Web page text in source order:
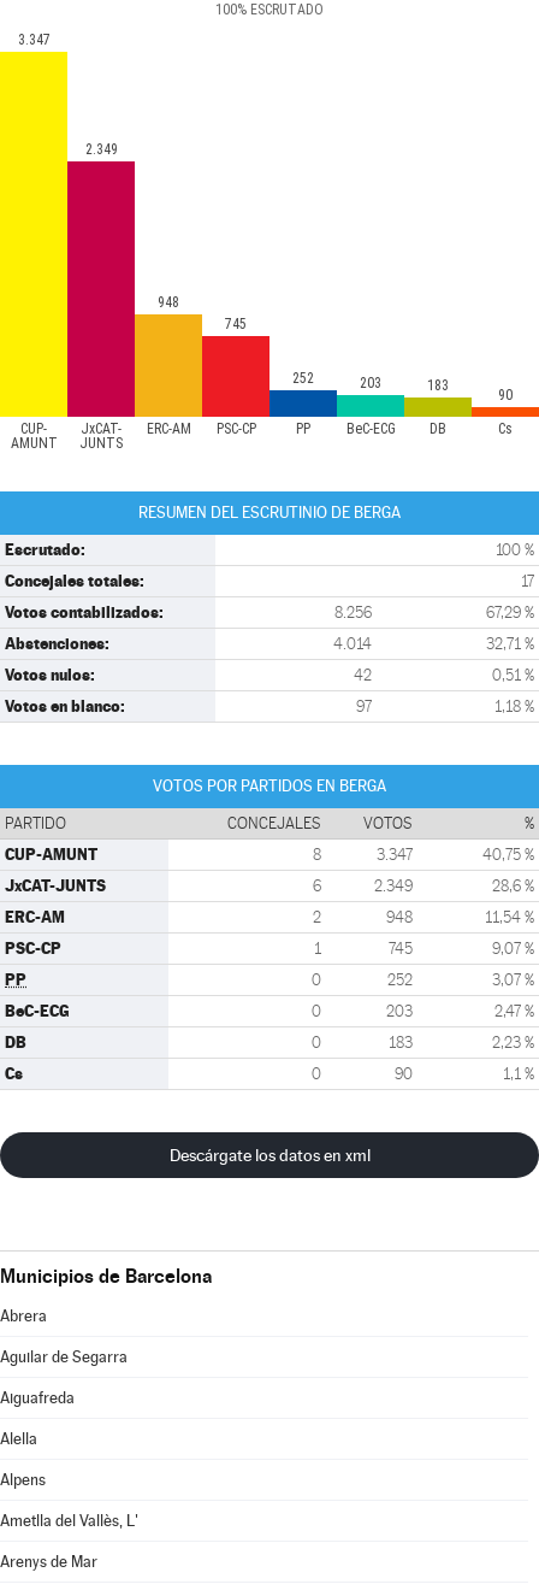
100% ESCRUTADO
CUP-
AMUNT
JxCAT-
JUNTS
ERC-AM PSC-CP PP BeC-ECG DB Cs
3.347
2.349
948
745
252 203 183
90
RESUMEN DEL ESCRUTINIO DE BERGA
Escrutado: 100 %
Concejales totales: 17
Votos contabilizados: 8.256 67,29 %
Abstenciones: 4.014 32,71 %
Votos nulos: 42 0,51 %
Votos en blanco: 97 1,18 %
VOTOS POR PARTIDOS EN BERGA
PARTIDO CONCEJALES VOTOS %
CUP-AMUNT 8 3.347 40,75 %
JxCAT-JUNTS 6 2.349 28,6 %
ERC-AM 2 948 11,54 %
PSC-CP 1 745 9,07 %
PP 0 252 3,07 %
BeC-ECG 0 203 2,47 %
DB 0 183 2,23 %
Cs 0 90 1,1 %
Descárgate los datos en xml
Municipios de Barcelona
Abrera
Aguilar de Segarra
Aiguafreda
Alella
Alpens
Ametlla del Vallès, L'
Arenys de Mar